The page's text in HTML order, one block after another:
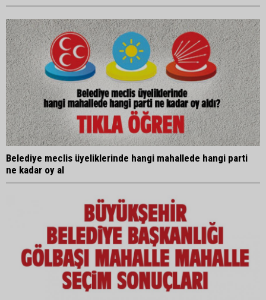
Belediye meclis üyeliklerinde hangi mahallede hangi parti
ne kadar oy al